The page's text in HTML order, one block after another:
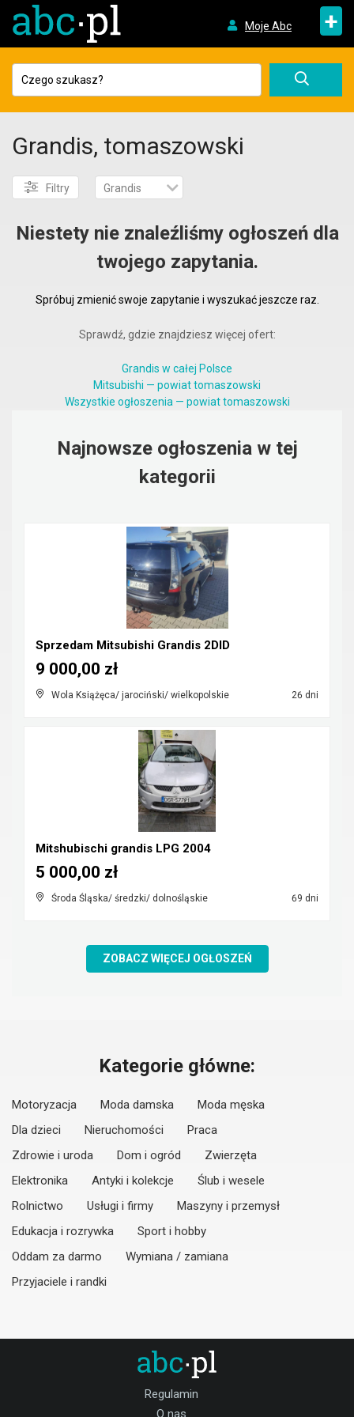
Moje Abc +
Grandis, tomaszowski
Filtry Grandis
Niestety nie znaleźliśmy ogłoszeń dla
twojego zapytania.
Spróbuj zmienić swoje zapytanie i wyszukać jeszcze raz.
Sprawdź, gdzie znajdziesz więcej ofert:
Grandis w całej Polsce
Mitsubishi — powiat tomaszowski
Wszystkie ogłoszenia — powiat tomaszowski
Najnowsze ogłoszenia w tej
kategorii
Sprzedam Mitsubishi Grandis 2DID
Wola Książęca/ jarociński/ wielkopolskie 26 dni
9 000,00 zł
Mitshubischi grandis LPG 2004
Środa Śląska/ średzki/ dolnośląskie 69 dni
5 000,00 zł
ZOBACZ WIĘCEJ OGŁOSZEŃ
Kategorie główne:
Motoryzacja Moda damska
Moda męska
Dla dzieci
Nieruchomości
Praca
Zdrowie i uroda
Dom i ogród
Zwierzęta
Elektronika
Antyki i kolekcje
Ślub i wesele
Rolnictwo
Usługi i firmy
Maszyny i przemysł
Edukacja i rozrywka
Sport i hobby
Oddam za darmo
Wymiana / zamiana
Przyjaciele i randki
Regulamin
O nas